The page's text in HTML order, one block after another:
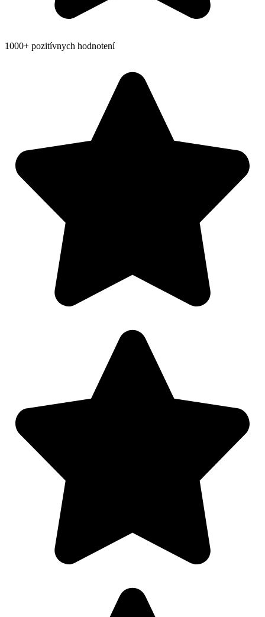
1000+ pozitívnych hodnotení